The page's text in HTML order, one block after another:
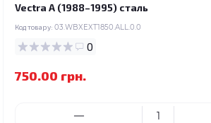
Vectra A (1988–1995) сталь
Код товару: 03.WBXEXT1850.ALL.0.0
0
750.00 грн.